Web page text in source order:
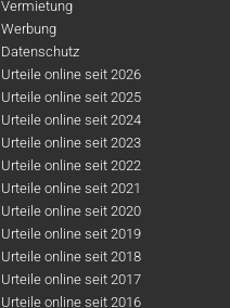
Vermietung
Werbung
Datenschutz
Urteile online seit 2026
Urteile online seit 2025
Urteile online seit 2024
Urteile online seit 2023
Urteile online seit 2022
Urteile online seit 2021
Urteile online seit 2020
Urteile online seit 2019
Urteile online seit 2018
Urteile online seit 2017
Urteile online seit 2016